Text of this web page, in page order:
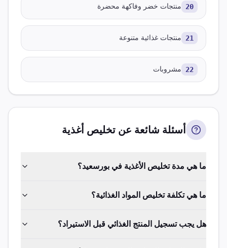
20 منتجات خضر وفاكهة محضرة
21 منتجات غذائية متنوعة
22 مشروبات
أسئلة شائعة عن تخليص أغذية
ما هي مدة تخليص الأغذية في بورسعيد؟
ما هي تكلفة تخليص المواد الغذائية؟
هل يجب تسجيل المنتج الغذائي قبل الاستيراد؟